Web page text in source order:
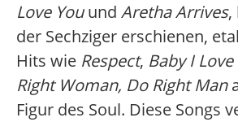
Love Youund Aretha Arrives,
der Sechziger erschienen,
Hits wie Respect, Baby I Love
Right Woman, Do Right Man
Figur des Soul. Diese Songs